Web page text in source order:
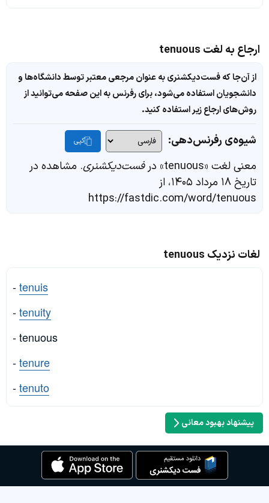
ارجاع به لغت tenuous
از آن‌جا که فست‌دیکشنری به عنوان مرجعی معتبر توسط دانشگاه‌ها و
دانشجویان استفاده می‌شود، برای رفرنس به این صفحه می‌توانید از
روش‌های ارجاع زیر استفاده کنید.
شیوه‌ی رفرنس‌دهی: کپی
معنی لغت «tenuous» در فست‌دیکشنری. مشاهده در
تاریخ ۱۸ مرداد ۱۴۰۵، از
https://fastdic.com/word/tenuous
لغات نزدیک tenuous
-tenuis
-tenuity
- tenuous
-tenure
-tenuto
پیشنهاد بهبود معانی